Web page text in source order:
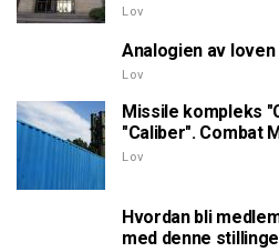
Lov
Analogien av loven
Lov
Missile kompleks
"Caliber". Combat
Lov
Hvordan bli
med denne